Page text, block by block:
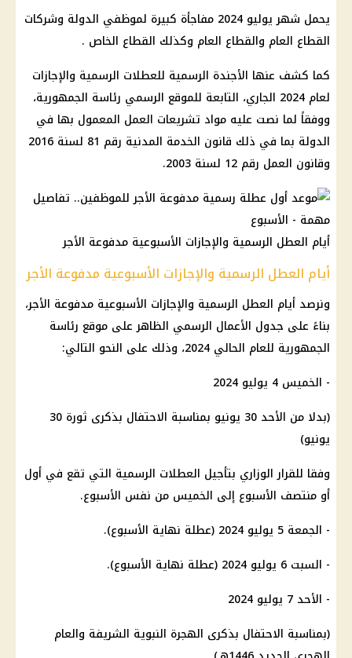
يحمل شهر يوليو 2024 مفاجأة كبيرة لموظفي الدولة وشركات
القطاع العام والقطاع العام وكذلك القطاع الخاص .
كما كشف عنها الأجندة الرسمية للعطلات الرسمية والإجازات
لعام 2024 الجاري، التابعة للموقع الرسمي رئاسة الجمهورية،
ووفقاً لما نصت عليه مواد تشريعات العمل المعمول بها في
الدولة بما في ذلك قانون الخدمة المدنية رقم 81 لسنة 2016
وقانون العمل رقم 12 لسنة 2003.
أيام العطل الرسمية والإجازات الأسبوعية مدفوعة الأجر
أيام العطل الرسمية والإجازات الأسبوعية مدفوعة الأجر
ونرصد أيام العطل الرسمية والإجازات الأسبوعية مدفوعة الأجر،
بناءً على جدول الأعمال الرسمي الظاهر على موقع رئاسة
الجمهورية للعام الحالي 2024، وذلك على النحو التالي:
- الخميس 4 يوليو 2024
(بدلا من الأحد 30 يونيو بمناسبة الاحتفال بذكرى ثورة 30
يونيو)
وفقا للقرار الوزاري بتأجيل العطلات الرسمية التي تقع في أول
أو منتصف الأسبوع إلى الخميس من نفس الأسبوع.
- الجمعة 5 يوليو 2024 (عطلة نهاية الأسبوع).
- السبت 6 يوليو 2024 (عطلة نهاية الأسبوع).
- الأحد 7 يوليو 2024
(بمناسبة الاحتفال بذكرى الهجرة النبوية الشريفة والعام